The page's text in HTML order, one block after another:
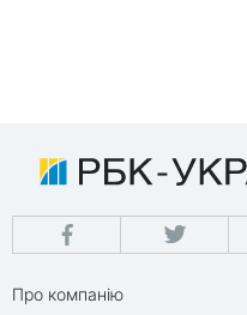
Про компанію